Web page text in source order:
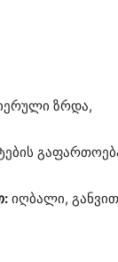
ზრდა,
იღბალი,